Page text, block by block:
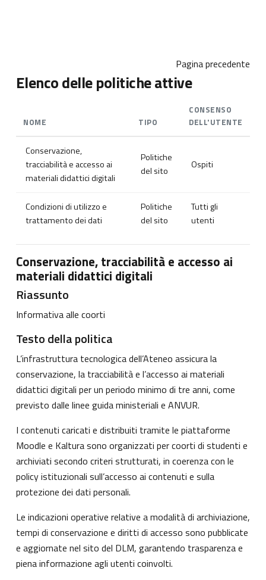
Pagina precedente
Elenco delle politiche attive
NOME TIPO
CONSENSO
DELL'UTENTE
Conservazione,
tracciabilità e accesso ai
materiali didattici digitali
Politiche
del sito
Ospiti
Condizioni di utilizzo e
trattamento dei dati
Politiche
del sito
Tutti gli
utenti
Conservazione, tracciabilità e accesso ai
materiali didattici digitali
Riassunto
Informativa alle coorti
Testo della politica
L’infrastruttura tecnologica dell’Ateneo assicura la
conservazione, la tracciabilità e l’accesso ai materiali
didattici digitali per un periodo minimo di tre anni, come
previsto dalle linee guida ministeriali e ANVUR.
I contenuti caricati e distribuiti tramite le piattaforme
Moodle e Kaltura sono organizzati per coorti di studenti e
archiviati secondo criteri strutturati, in coerenza con le
policy istituzionali sull’accesso ai contenuti e sulla
protezione dei dati personali.
Le indicazioni operative relative a modalità di archiviazione,
tempi di conservazione e diritti di accesso sono pubblicate
e aggiornate nel sito del DLM, garantendo trasparenza e
piena informazione agli utenti coinvolti.